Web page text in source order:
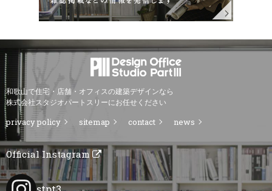
和歌山で住宅・店舗・オフィスの建築デザインなら
株式会社スタジオパートスリーにお任せください
privacy policy sitemap contact news
Official Instagram